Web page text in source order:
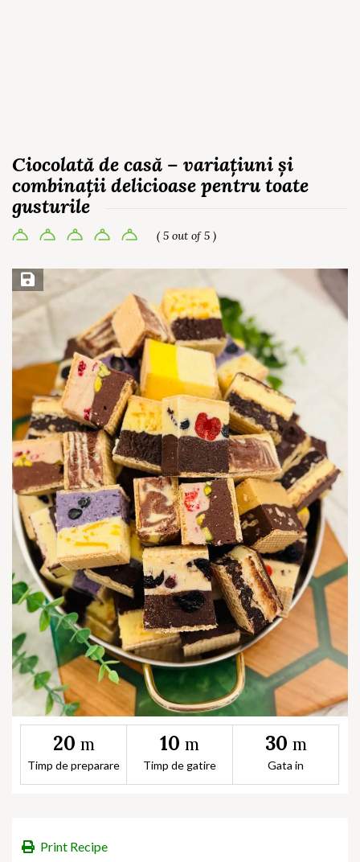
Ciocolată de casă – variațiuni și
combinații delicioase pentru toate
gusturile
( 5 out of 5 )
Save Recipe
20 m
Timp de preparare
10 m
Timp de gatire
30 m
Gata in
Print Recipe